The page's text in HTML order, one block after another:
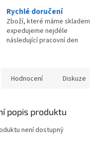
Rychlé doručení
Zboží, které máme skladem
expedujeme nejdéle
následující pracovní den
Hodnocení Diskuze
popis produktu
není dostupný